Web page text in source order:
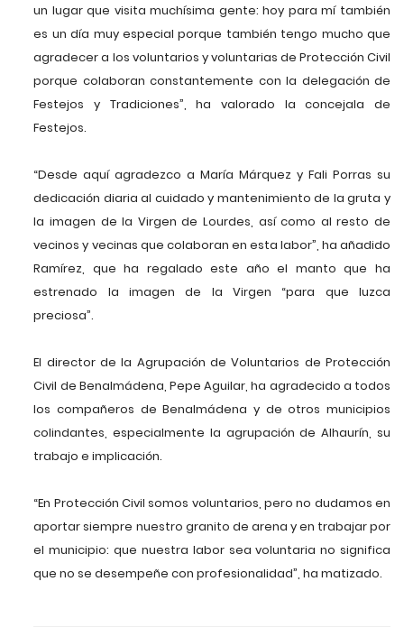
un lugar que visita muchísima gente: hoy para mí también
es un día muy especial porque también tengo mucho que
agradecer a los voluntarios y voluntarias de Protección Civil
porque colaboran constantemente con la delegación de
Festejos y Tradiciones”, ha valorado la concejala de
Festejos.
“Desde aquí agradezco a María Márquez y Fali Porras su
dedicación diaria al cuidado y mantenimiento de la gruta y
la imagen de la Virgen de Lourdes, así como al resto de
vecinos y vecinas que colaboran en esta labor”, ha añadido
Ramírez, que ha regalado este año el manto que ha
estrenado la imagen de la Virgen “para que luzca
preciosa”.
El director de la Agrupación de Voluntarios de Protección
Civil de Benalmádena, Pepe Aguilar, ha agradecido a todos
los compañeros de Benalmádena y de otros municipios
colindantes, especialmente la agrupación de Alhaurín, su
trabajo e implicación.
“En Protección Civil somos voluntarios, pero no dudamos en
aportar siempre nuestro granito de arena y en trabajar por
el municipio: que nuestra labor sea voluntaria no significa
que no se desempeñe con profesionalidad”, ha matizado.